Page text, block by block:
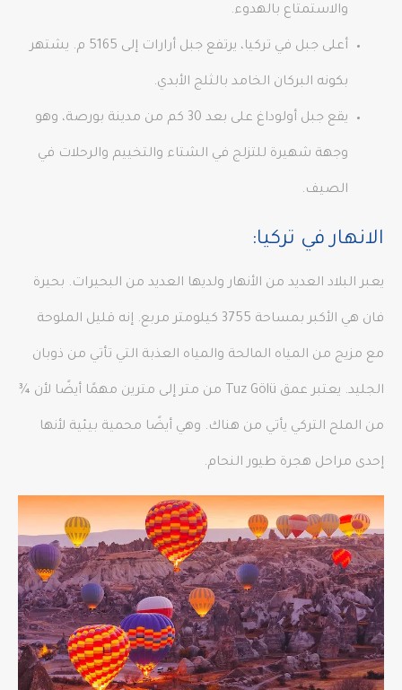
والاستمتاع بالهدوء.
أعلى جبل في تركيا، يرتفع جبل أرارات إلى 5165 م. يشتهر
بكونه البركان الخامد بالثلج الأبدي.
يقع جبل أولوداغ على بعد 30 كم من مدينة بورصة، وهو
وجهة شهيرة للتزلج في الشتاء والتخييم والرحلات في
الصيف.
الانهار في تركيا:
يعبر البلاد العديد من الأنهار ولديها العديد من البحيرات. بحيرة
فان هي الأكبر بمساحة 3755 كيلومتر مربع. إنه قليل الملوحة
مع مزيج من المياه المالحة والمياه العذبة التي تأتي من ذوبان
الجليد. يعتبر عمق Tuz Gölü من متر إلى مترين مهمًا أيضًا لأن ¾
من الملح التركي يأتي من هناك. وهي أيضًا محمية بيئية لأنها
إحدى مراحل هجرة طيور النحام.